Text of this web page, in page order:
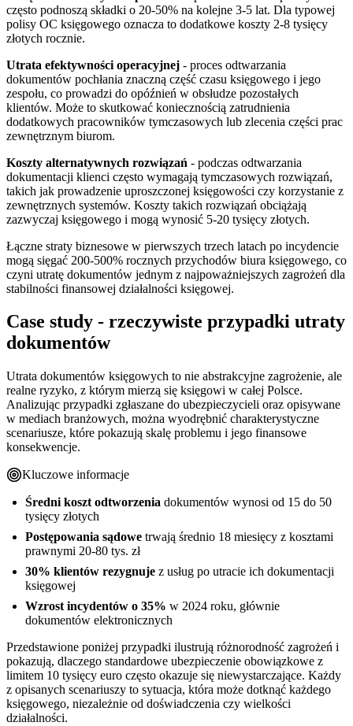
często podnoszą składki o 20-50% na kolejne 3-5 lat. Dla typowej
polisy OC księgowego oznacza to dodatkowe koszty 2-8 tysięcy
złotych rocznie.
Utrata efektywności operacyjnej - proces odtwarzania
dokumentów pochłania znaczną część czasu księgowego i jego
zespołu, co prowadzi do opóźnień w obsłudze pozostałych
klientów. Może to skutkować koniecznością zatrudnienia
dodatkowych pracowników tymczasowych lub zlecenia części prac
zewnętrznym biurom.
Koszty alternatywnych rozwiązań - podczas odtwarzania
dokumentacji klienci często wymagają tymczasowych rozwiązań,
takich jak prowadzenie uproszczonej księgowości czy korzystanie z
zewnętrznych systemów. Koszty takich rozwiązań obciążają
zazwyczaj księgowego i mogą wynosić 5-20 tysięcy złotych.
Łączne straty biznesowe w pierwszych trzech latach po incydencie
mogą sięgać 200-500% rocznych przychodów biura księgowego, co
czyni utratę dokumentów jednym z najpoważniejszych zagrożeń dla
stabilności finansowej działalności księgowej.
Case study - rzeczywiste przypadki utraty
dokumentów
Utrata dokumentów księgowych to nie abstrakcyjne zagrożenie, ale
realne ryzyko, z którym mierzą się księgowi w całej Polsce.
Analizując przypadki zgłaszane do ubezpieczycieli oraz opisywane
w mediach branżowych, można wyodrębnić charakterystyczne
scenariusze, które pokazują skalę problemu i jego finansowe
konsekwencje.
Kluczowe informacje
Średni koszt odtworzenia dokumentów wynosi od 15 do 50
tysięcy złotych
Postępowania sądowe trwają średnio 18 miesięcy z kosztami
prawnymi 20-80 tys. zł
30% klientów rezygnuje z usług po utracie ich dokumentacji
księgowej
Wzrost incydentów o 35% w 2024 roku, głównie
dokumentów elektronicznych
Przedstawione poniżej przypadki ilustrują różnorodność zagrożeń i
pokazują, dlaczego standardowe ubezpieczenie obowiązkowe z
limitem 10 tysięcy euro często okazuje się niewystarczające. Każdy
z opisanych scenariuszy to sytuacja, która może dotknąć każdego
księgowego, niezależnie od doświadczenia czy wielkości
działalności.